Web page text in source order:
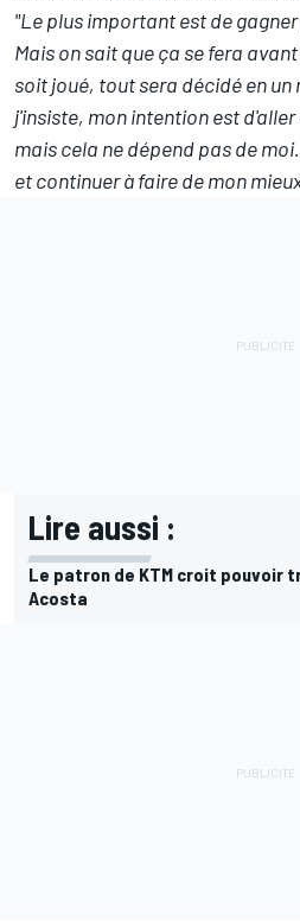
"Le plus important est de
Mais on sait que ça se fera
soit joué, tout sera décidé en un
j'insiste, mon intention est d'aller
mais cela ne dépend pas de
et continuer à faire de mon
Lire aussi :
Le patron de KTM croit pouvoir
Acosta